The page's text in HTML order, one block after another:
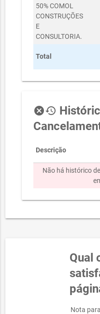
50% COMOL
CONSTRUÇÕES
E
CONSULTORIA.
Total
cancelhistory
Descrição
Não há histórico
Qual
Nota